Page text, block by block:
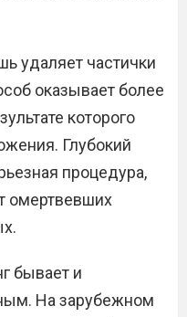
удаляет частички
оказывает более
которого
Глубокий
процедура,
омертвевших
бывает и
На зарубежном